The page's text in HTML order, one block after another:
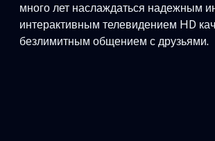
много лет наслаждаться надежным
интерактивным телевидением HD
безлимитным общением с друзьями.